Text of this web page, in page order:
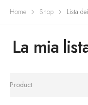
Home Shop Lista
La mia
Product